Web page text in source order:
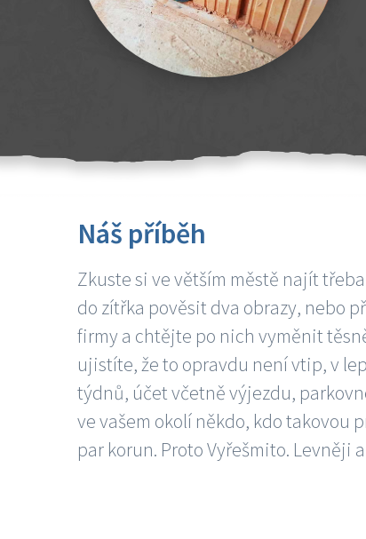
Náš příběh
Zkuste si ve větším městě najít
do zítřka pověsit dva obrazy, nebo
firmy a chtějte po nich vyměnit
ujistíte, že to opravdu není vtip, v
týdnů, účet včetně výjezdu,
ve vašem okolí někdo, kdo takovou
par korun. Proto Vyřešmito. Levněji